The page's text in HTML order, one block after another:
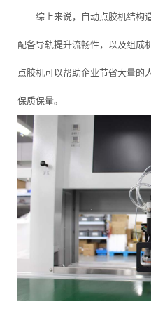
综上来说，自动点胶机结构造
配备导轨提升流畅性，以及组成
点胶机可以帮助企业节省大量的
保质保量。